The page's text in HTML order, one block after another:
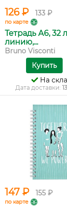
126 ₽ 133 ₽
по карте
Тетрадь А6, 32
линию,...
Bruno Visconti
Купить
На
Дата доставки:
147 ₽ 155 ₽
по карте